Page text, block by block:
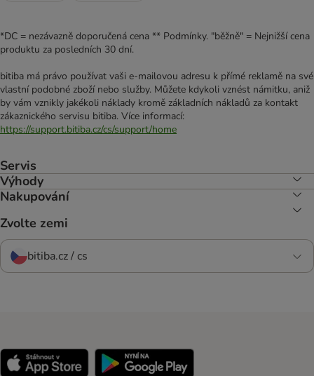
*DC = nezávazně doporučená cena ** Podmínky. "běžně" = Nejnižší cena
produktu za posledních 30 dní.
bitiba má právo používat vaši e-mailovou adresu k přímé reklamě na své
vlastní podobné zboží nebo služby. Můžete kdykoli vznést námitku, aniž
by vám vznikly jakékoli náklady kromě základních nákladů za kontakt
zákaznického servisu bitiba. Více informací:
https://support.bitiba.cz/cs/support/home
Servis
Výhody
Nakupování
Zvolte zemi
bitiba.cz / cs